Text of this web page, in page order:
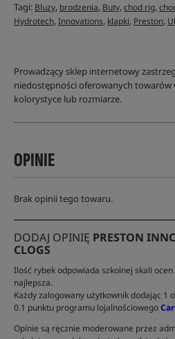
Tagi: Bluzy, brodzenia, Buty,chod rig,
Hydrotech,Innovations, klapki, Preston,
Prowadzący sklep internetowy
niedostępności oferowanych towarów
kolorystyce lub rozmiarze.
OPINIE
Brak opinii tego towaru.
DODAJ OPINIĘ PRESTON
CLOGS
Ilość rybek odpowiada szkolnej skali
najlepsza.
Każdy zalogowany użytkownik dodając 1
0.1 punktu programu lojalnościowego
Opinie są ręcznie moderowane przez